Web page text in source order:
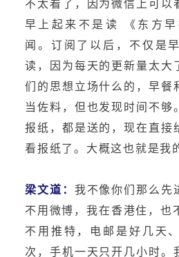
不太看了，因为微信上可以
早上起来不是读 《东方
闻。订阅了以后，不仅是
读，因为每天的更新量太大
们的思想立场什么的，早餐
当佐料，但也发现时间不够
报纸，都是送的，现在直接
看报纸了。大概这也就是我
梁文道： 我不像你们那么先
不用微博，我在香港住，
不用推特，电邮是好几天
次，手机一天只开几小时。